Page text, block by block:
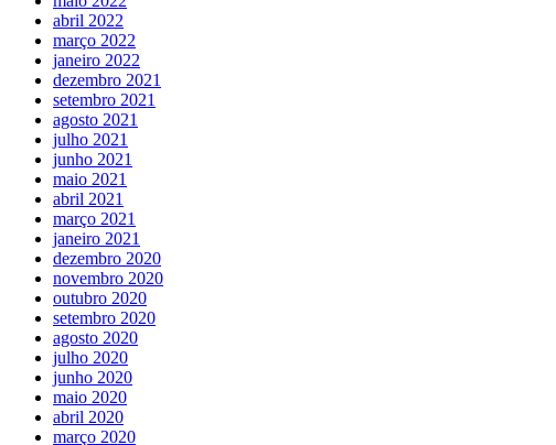
abril 2022
março 2022
janeiro 2022
dezembro 2021
setembro 2021
agosto 2021
julho 2021
junho 2021
maio 2021
abril 2021
março 2021
janeiro 2021
dezembro 2020
novembro 2020
outubro 2020
setembro 2020
agosto 2020
julho 2020
junho 2020
maio 2020
abril 2020
março 2020